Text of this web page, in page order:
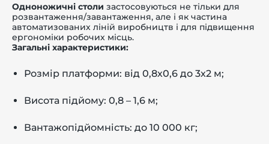
Одноножичні столи застосовуються не тільки для
розвантаження/завантаження, але і як частина
автоматизованих ліній виробництв і для підвищення
ергономіки робочих місць.
Загальні характеристики:
Розмір платформи: від 0,8х0,6 до 3х2 м;
Висота підйому: 0,8 – 1,6 м;
Вантажопідйомність: до 10 000 кг;